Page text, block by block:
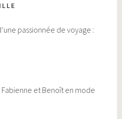
passionnée de voyage :
et Benoît en mode